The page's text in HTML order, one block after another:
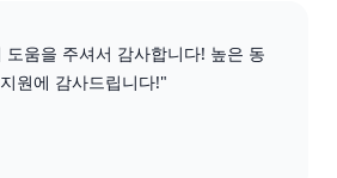
움을 주셔서 감사합니다! 높은 동
원에 감사드립니다!"